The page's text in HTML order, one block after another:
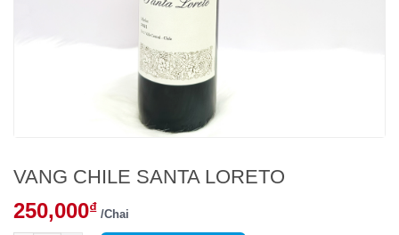
VANG CHILE SANTA LORETO
250,000₫ /Chai